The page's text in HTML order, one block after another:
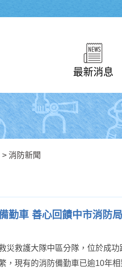
最新消息
> 消防新聞
勤車 善心回饋中市消防局
災救護大隊中區分隊，位於成功
，現有的消防備勤車已逾10年